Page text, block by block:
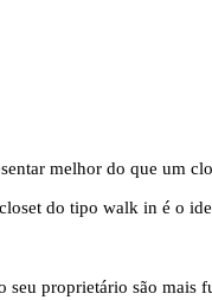
melhor do que um
do tipo walk in é o
seu proprietário são